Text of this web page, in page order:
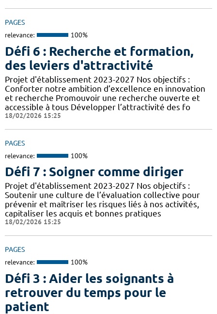
PAGES
relevance: 100%
Défi 6 : Recherche et formation,
des leviers d'attractivité
Projet d'établissement 2023-2027 Nos objectifs :
Conforter notre ambition d’excellence en innovation
et recherche Promouvoir une recherche ouverte et
accessible à tous Développer l’attractivité des fo
18/02/2026 15:25
PAGES
relevance: 100%
Défi 7 : Soigner comme diriger
Projet d'établissement 2023-2027 Nos objectifs :
Soutenir une culture de l’évaluation collective pour
prévenir et maîtriser les risques liés à nos activités,
capitaliser les acquis et bonnes pratiques
18/02/2026 15:25
PAGES
relevance: 100%
Défi 3 : Aider les soignants à
retrouver du temps pour le
patient